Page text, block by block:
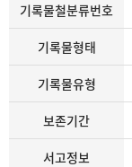
기록물철분류번호
기록물형태
기록물유형
보존기간
서고정보